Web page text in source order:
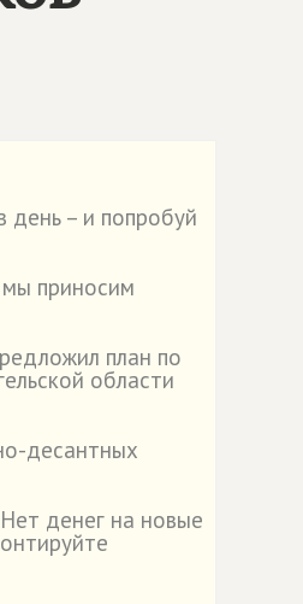
день – и попробуй
приносим
план по
области
десантных
денег на новые